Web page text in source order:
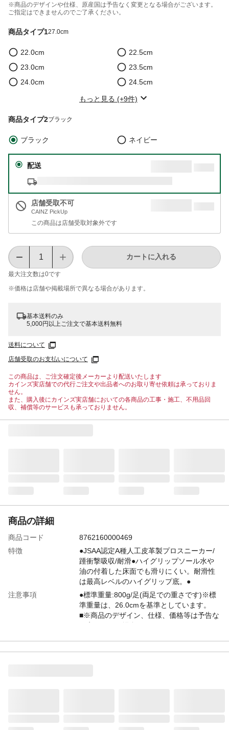
※商品のデザインや仕様、原産国は予告なく変更となる場合がございます。
ご指定はできませんのでご了承ください。
商品タイプ127.0cm
22.0cm
22.5cm
23.0cm
23.5cm
24.0cm
24.5cm
もっと見る (+9件)
商品タイプ2ブラック
ブラック ネイビー
配送
店舗受取不可
CAINZ PickUp
この商品は店舗受取対象外です
最大注文数は0です
カートに入れる
※価格は​店舗や​掲載場所で​異なる​場合が​あります。
基本送料のみ
5,000円以上ご注文で基本送料無料
送料について
店舗受取のお支払いについて
この商品は、ご注文確定後メーカーより配送いたします
カインズ実店舗での代行ご注文や出品者へのお取り寄せ依頼は承っておりま
せん。
また、購入後にカインズ実店舗においての各商品の工事・施工、不用品回
収、補償等のサービスも承っておりません。
商品の詳細
商品コード
8762160000469
特徴
●JSAA認定A種人工皮革製プロスニーカー/
踵衝撃吸収/耐滑●ハイグリップソール水や
油の付着した床面でも滑りにくい。耐滑性
は最高レベルのハイグリップ底。●
注意事項
●標準重量:800g/足(両足での重さです)※標
準重量は、26.0cmを基準としています。
■※商品のデザイン、仕様、価格等は予告な
材質・原材料・原産
●先芯:ワイド樹脂●甲被:人工皮革/メッシュ●